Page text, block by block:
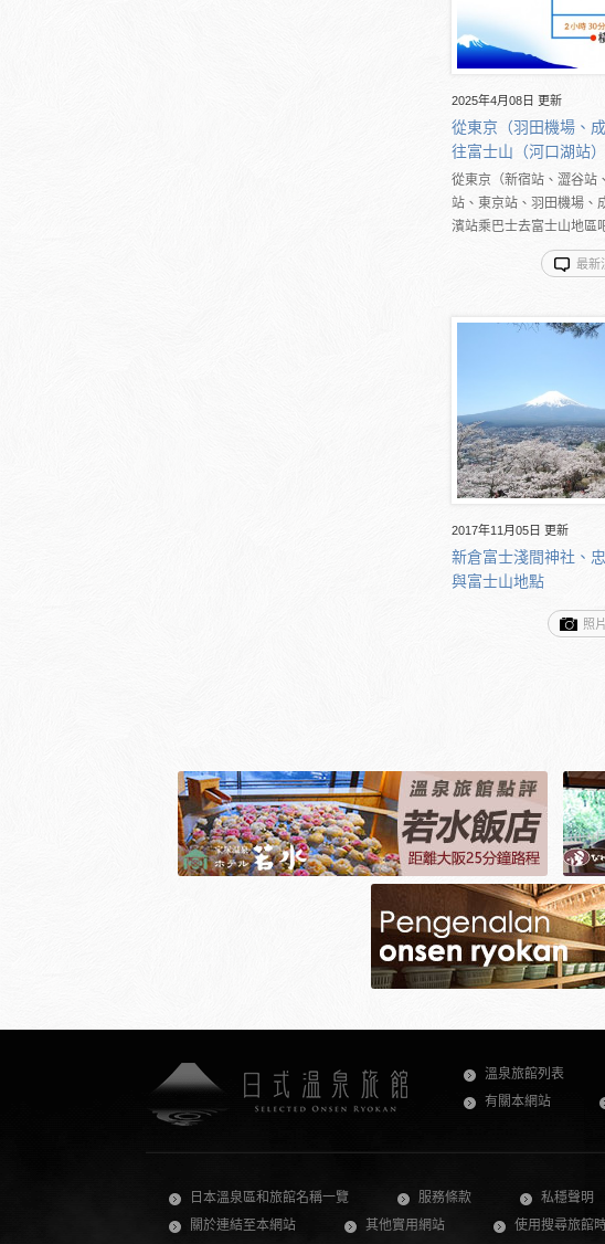
2025年4月08日 更新
從東京（羽田機場、
往富士山（河口湖站
從東京（新宿站、澀谷站
站、東京站、羽田機場、
濱站乘巴士去富士山地區
最新
2017年11月05日 更新
新倉富士淺間神社、
與富士山地點
照
溫泉旅館列表
有關本網站
日本溫泉區和旅館名稱一覽 服務條款 私穩聲明
關於連結至本網站
其他實用網站 使用搜尋旅館